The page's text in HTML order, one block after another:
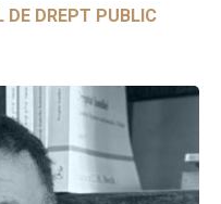
DE DREPT PUBLIC